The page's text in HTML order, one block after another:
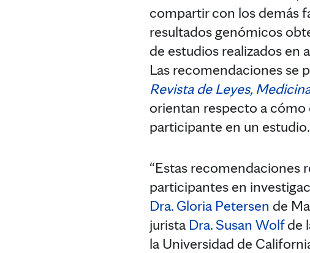
compartir con los demás
resultados genómicos
de estudios realizados en
Las recomendaciones se
Revista de Leyes,
orientan respecto a cómo
participante en un estudio.
“Estas recomendaciones
participantes en
Dra. Gloria Petersen de
jurista Dra. Susan Wolfde
la Universidad de